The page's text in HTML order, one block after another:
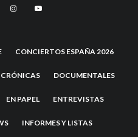
CONCIERTOS ESPAÑA 2026
CRÓNICAS DOCUMENTALES
EN PAPEL ENTREVISTAS
INFORMES Y LISTAS